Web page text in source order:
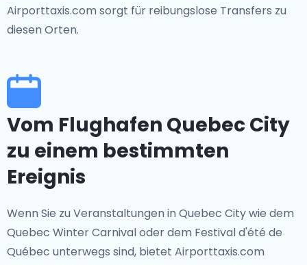
Airporttaxis.com sorgt für reibungslose Transfers zu
diesen Orten.
Vom Flughafen Quebec City
zu einem bestimmten
Ereignis
Wenn Sie zu Veranstaltungen in Quebec City wie dem
Quebec Winter Carnival oder dem Festival d'été de
Québec unterwegs sind, bietet Airporttaxis.com